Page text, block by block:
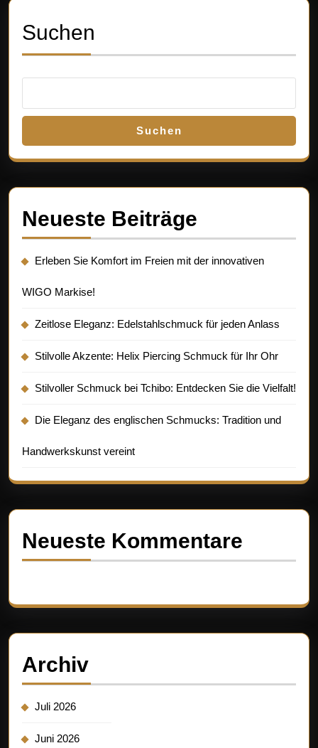
Previous
post:
Suchen
Suchen
Neueste Beiträge
Erleben Sie Komfort im Freien mit der innovativen
WIGO Markise!
Zeitlose Eleganz: Edelstahlschmuck für jeden Anlass
Stilvolle Akzente: Helix Piercing Schmuck für Ihr Ohr
Stilvoller Schmuck bei Tchibo: Entdecken Sie die Vielfalt!
Die Eleganz des englischen Schmucks: Tradition und
Handwerkskunst vereint
Neueste Kommentare
Archiv
Juli 2026
Juni 2026